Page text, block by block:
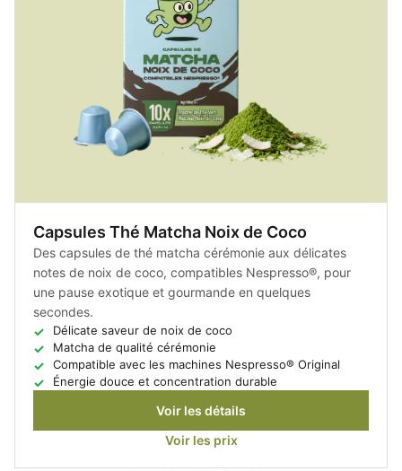
Capsules Thé Matcha Noix de Coco
Des capsules de thé matcha cérémonie aux délicates
notes de noix de coco, compatibles Nespresso®, pour
une pause exotique et gourmande en quelques
secondes.
Délicate saveur de noix de coco
Matcha de qualité cérémonie
Compatible avec les machines Nespresso® Original
Énergie douce et concentration durable
Voir les détails
Voir les prix